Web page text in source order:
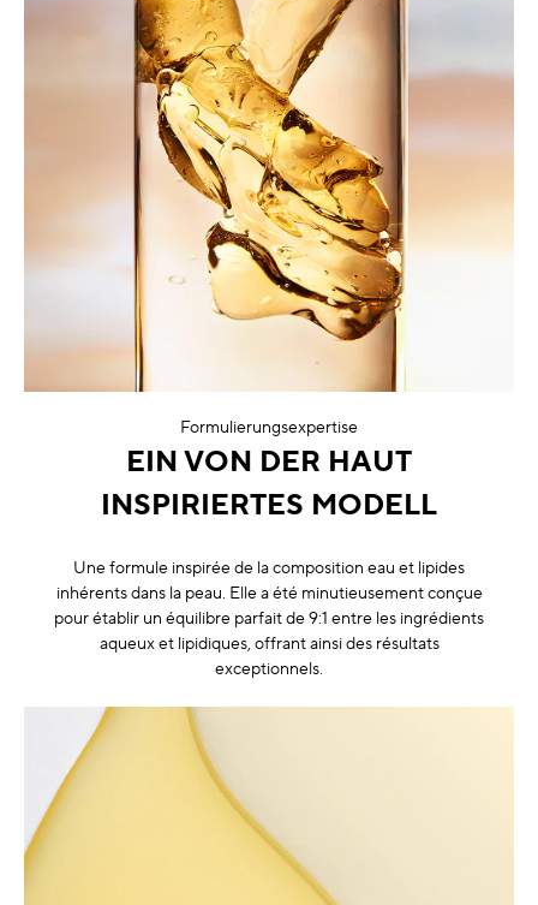
Formulierungsexpertise
EIN VON DER HAUT
INSPIRIERTES MODELL
Une formule inspirée de la composition eau et lipides
inhérents dans la peau. Elle a été minutieusement conçue
pour établir un équilibre parfait de 9:1 entre les ingrédients
aqueux et lipidiques, offrant ainsi des résultats
exceptionnels.